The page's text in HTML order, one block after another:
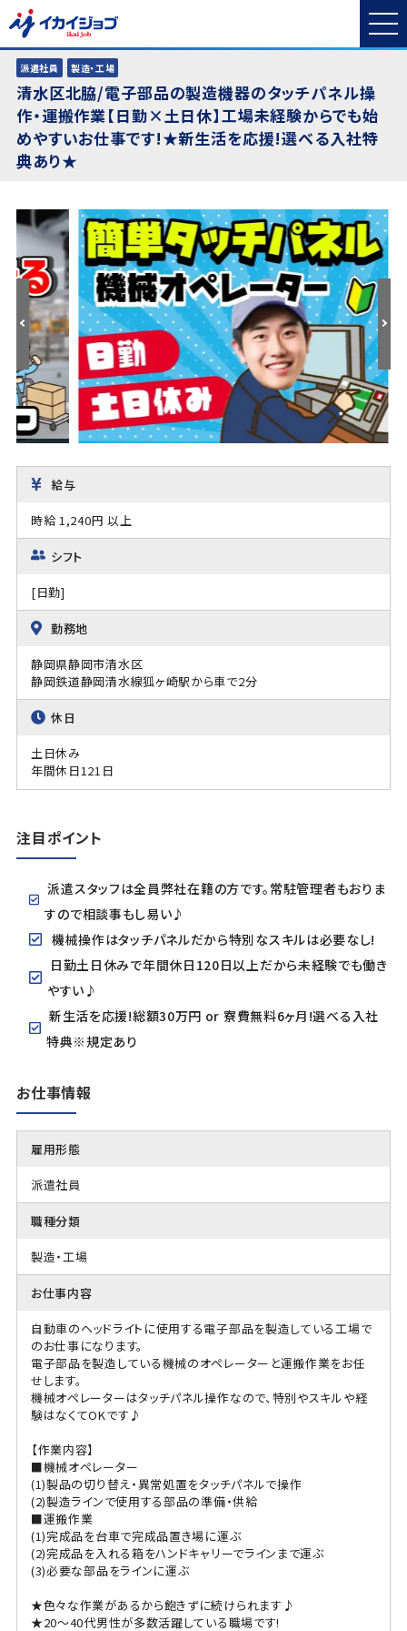
派遣社員 製造・工場
清水区北脇/電子部品の製造機器のタッチパネル操
作・運搬作業【日勤×土日休】工場未経験からでも始
めやすいお仕事です!★新生活を応援!選べる入社特
典あり★
給与
時給 1,240円 以上
シフト
[日勤]
勤務地
静岡県静岡市清水区
静岡鉄道静岡清水線狐ヶ崎駅から車で2分
休日
土日休み
年間休日121日
注目ポイント
派遣スタッフは全員弊社在籍の方です。常駐管理者もおりま
すので相談事もし易い♪
機械操作はタッチパネルだから特別なスキルは必要なし!
日勤土日休みで年間休日120日以上だから未経験でも働き
やすい♪
新生活を応援!総額30万円 or 寮費無料6ヶ月!選べる入社
特典※規定あり
お仕事情報
雇用形態
派遣社員
職種分類
製造・工場
お仕事内容
自動車のヘッドライトに使用する電子部品を製造している工場で
のお仕事になります。
電子部品を製造している機械のオペレーターと運搬作業をお任
せします。
機械オペレーターはタッチパネル操作なので、特別やスキルや経
験はなくてOKです♪
【作業内容】
■機械オペレーター
(1)製品の切り替え・異常処置をタッチパネルで操作
(2)製造ラインで使用する部品の準備・供給
■運搬作業
(1)完成品を台車で完成品置き場に運ぶ
(2)完成品を入れる箱をハンドキャリーでラインまで運ぶ
(3)必要な部品をラインに運ぶ
★色々な作業があるから飽きずに続けられます♪
★20～40代男性が多数活躍している職場です!